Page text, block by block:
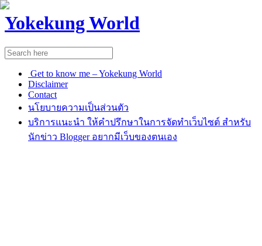
Yokekung World
Get to know me – Yokekung World
Disclaimer
Contact
นโยบายความเป็นส่วนตัว
บริการแนะนำ ให้คำปรึกษาในการจัดทำเว็บไซต์ สำหรับ
นักข่าว Blogger อยากมีเว็บของตนเอง